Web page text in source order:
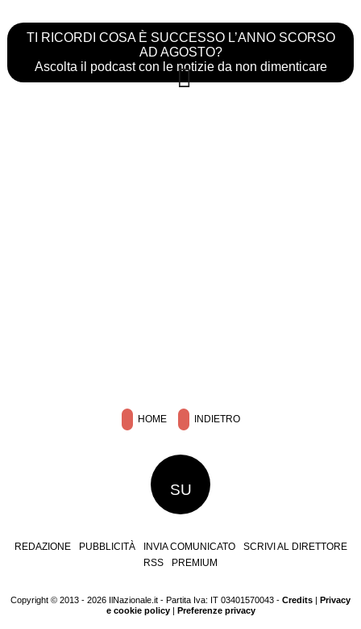
TI RICORDI COSA È SUCCESSO L’ANNO SCORSO
AD AGOSTO?
Ascolta il podcast con le notizie da non dimenticare
HOME INDIETRO
SU
REDAZIONE PUBBLICITÀ INVIA COMUNICATO
SCRIVI AL DIRETTORE
RSS
PREMIUM
Copyright © 2013 - 2026 IlNazionale.it - Partita Iva: IT 03401570043 - Credits | Privacy
e cookie policy| Preferenze privacy